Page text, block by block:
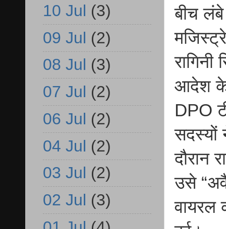
बीच
आदेश के
DPO
सदस्यों
दौरान
उसे
वायरल
10 Jul (3)
09 Jul (2)
08 Jul (3)
07 Jul (2)
06 Jul (2)
04 Jul (2)
03 Jul (2)
02 Jul (3)